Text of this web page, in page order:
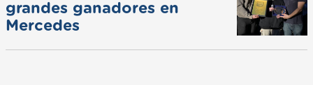
grandes ganadores en
Mercedes